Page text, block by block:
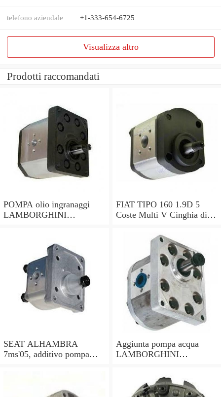
telefono aziendale +1-333-654-6725
Visualizza altro
Prodotti raccomandati
POMPA olio ingranaggi
LAMBORGHINI
FIAT TIPO 160 1.9D 5
Coste Multi V Cinghia di
PORTE 60808793
71719407 NUOVI
SEAT ALHAMBRA
7ms'05, additivo pompa
Aggiunta pompa acqua
LAMBORGHINI
410819025 410819377